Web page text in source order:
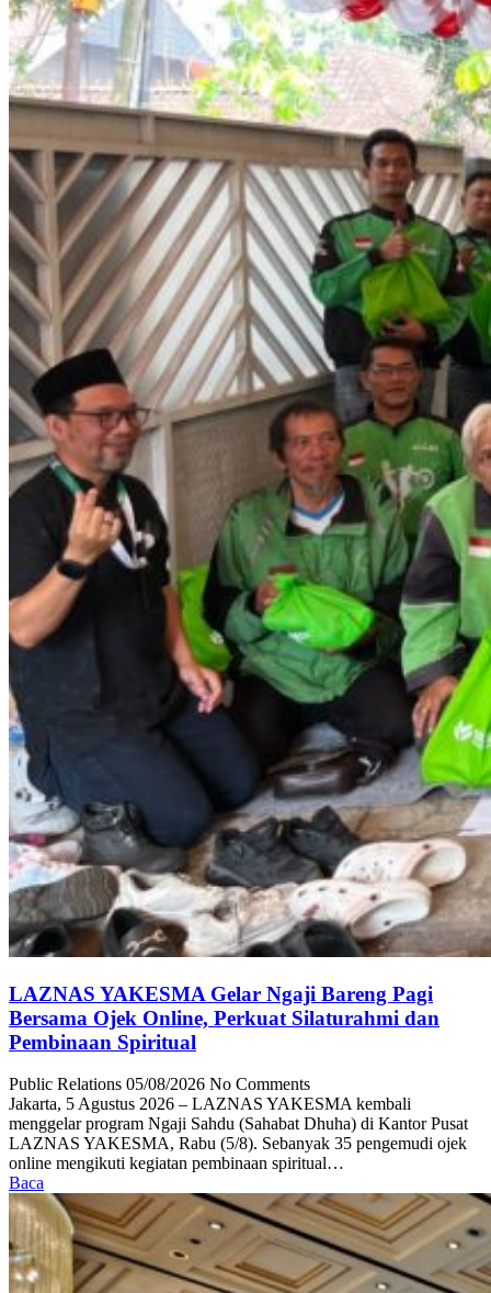
LAZNAS YAKESMA Gelar Ngaji Bareng Pagi
Bersama Ojek Online, Perkuat Silaturahmi dan
Pembinaan Spiritual
Public Relations 05/08/2026 No Comments
Jakarta, 5 Agustus 2026 – LAZNAS YAKESMA kembali
menggelar program Ngaji Sahdu (Sahabat Dhuha) di Kantor Pusat
LAZNAS YAKESMA, Rabu (5/8). Sebanyak 35 pengemudi ojek
online mengikuti kegiatan pembinaan spiritual…
Baca